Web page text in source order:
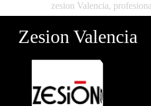
zesion Valencia,
Zesion Valencia